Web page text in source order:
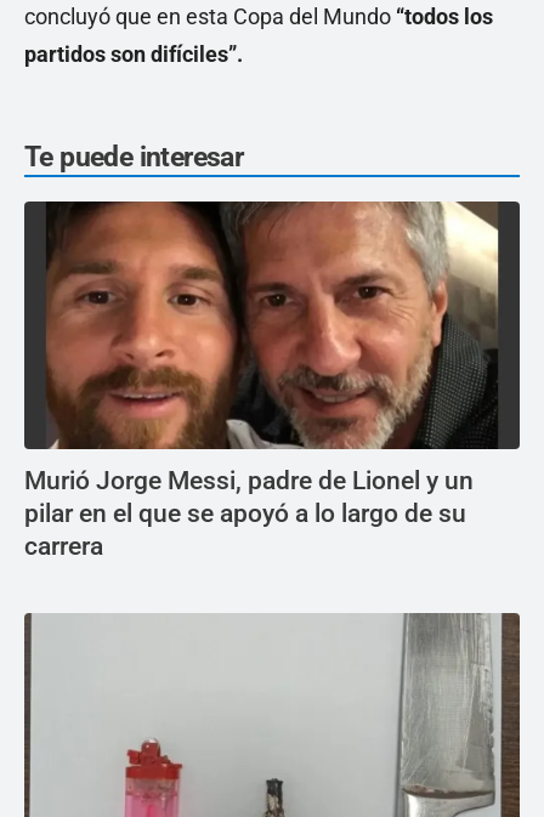
concluyó que en esta Copa del Mundo “todos los
partidos son difíciles”.
Te puede interesar
Murió Jorge Messi, padre de Lionel y un
pilar en el que se apoyó a lo largo de su
carrera